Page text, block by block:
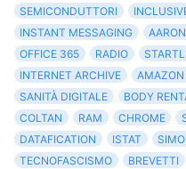
SEMICONDUTTORI
INSTANT MESSAGING
OFFICE 365
RADIO
INTERNET ARCHIVE
SANITÀ DIGITALE
BODY
COLTAN
RAM CHROME
DATAFICATION
ISTAT
TECNOFASCISMO
BREVETTI